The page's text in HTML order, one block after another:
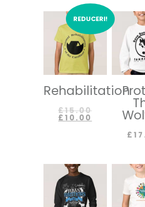
REDUCERI!
Rehabilitation
£15.00
£10.00
£